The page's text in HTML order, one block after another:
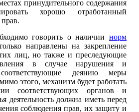
принудительного содержания
хорошо отработанный
говорить о наличии норм
направлены на закрепление
лиц, но также и преследующие
в случае нарушения и
деянию меры
этого, механизм будет работать
соответствующих органов и
деятельность должна иметь перед
соблюдения прав, их защиту и